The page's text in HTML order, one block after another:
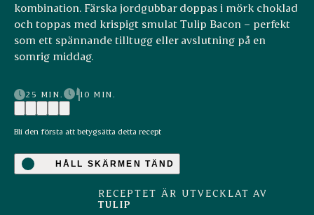
kombination. Färska jordgubbar doppas i mörk choklad
och toppas med krispigt smulat Tulip Bacon – perfekt
som ett spännande tilltugg eller avslutning på en
somrig middag.
25 MIN. 10 MIN.
Bli den första att betygsätta detta recept
HÅLL SKÄRMEN TÄND
RECEPTET ÄR UTVECKLAT AV
TULIP